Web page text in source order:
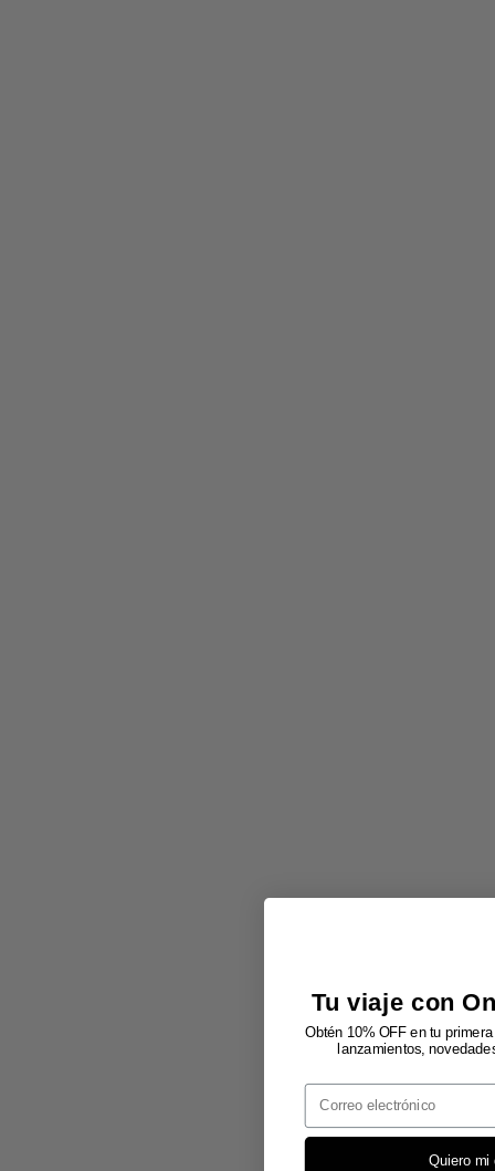
Tu viaje con
Obtén 10% OFF en tu
lanzamientos,
Email
Quiero mi